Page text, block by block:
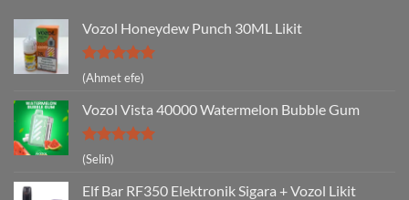
Vozol Honeydew Punch 30ML Likit
5 üzerinden
5
(Ahmet efe)
Vozol Vista 40000 Watermelon Bubble Gum
5 üzerinden
5
oy aldı
(Selin)
Elf Bar RF350 Elektronik Sigara + Vozol Likit